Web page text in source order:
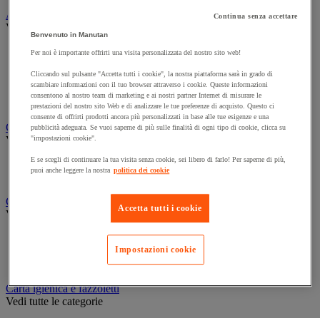
Attrezzatura per la pulizia e la manutenzione
Vedi tutte le categorie
Aste e raschietti per i vetri
Scopa, spazzola e manico
Secchio
Spugna, panno e spazzola
Carrello e armadio per biancheria
Vedi tutte le categorie
Carrello per biancheria
Cesto per biancheria e accessori
Carrello e secchio per pulizie
Vedi tutte le categorie
Accessori per carrello per pulizie
Carrello per pulizie
Secchio per pulizie
Carta igienica e fazzoletti
Vedi tutte le categorie
Continua senza accettare
Benvenuto in Manutan
Per noi è importante offrirti una visita personalizzata del nostro sito web!
Cliccando sul pulsante "Accetta tutti i cookie", la nostra piattaforma sarà in grado di
scambiare informazioni con il tuo browser attraverso i cookie. Queste informazioni
consentono al nostro team di marketing e ai nostri partner Internet di misurare le
prestazioni del nostro sito Web e di analizzare le tue preferenze di acquisto. Questo ci
consente di offrirti prodotti ancora più personalizzati in base alle tue esigenze e una
pubblicità adeguata. Se vuoi saperne di più sulle finalità di ogni tipo di cookie, clicca su
"impostazioni cookie".
E se scegli di continuare la tua visita senza cookie, sei libero di farlo! Per saperne di più,
puoi anche leggere la nostra politica dei cookie
Accetta tutti i cookie
Impostazioni cookie